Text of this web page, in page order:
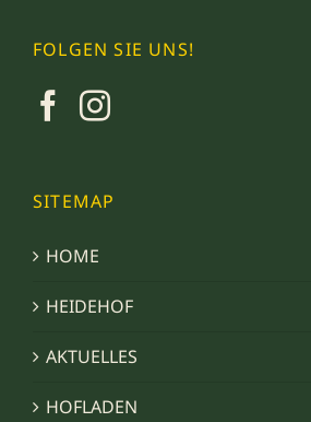
FOLGEN SIE UNS!
SITEMAP
HOME
HEIDEHOF
AKTUELLES
HOFLADEN